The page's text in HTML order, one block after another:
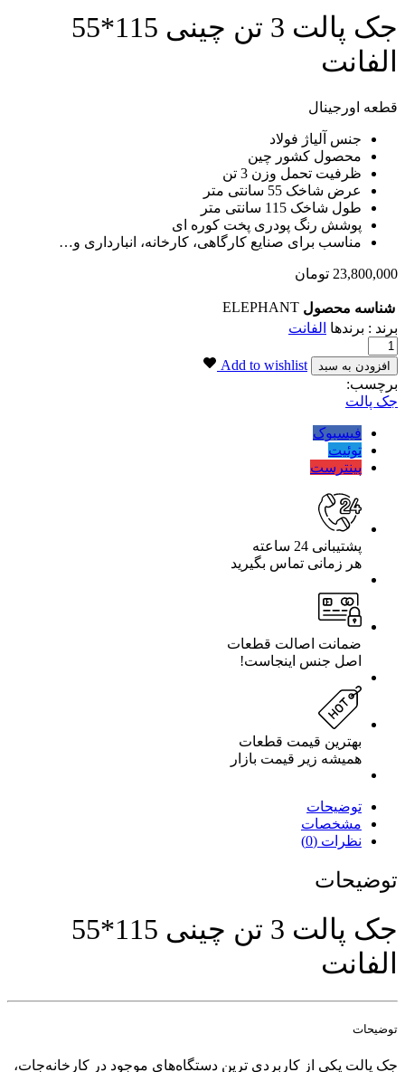
جک پالت 3 تن چینی 115*55
الفانت
قطعه اورجینال
جنس آلیاژ فولاد
محصول کشور چین
ظرفیت تحمل وزن 3 تن
عرض شاخک 55 سانتی متر
طول شاخک 115 سانتی متر
پوشش رنگ پودری پخت کوره ای
مناسب برای صنایع کارگاهی، کارخانه، انبارداری و…
23,800,000 تومان
شناسه محصول ELEPHANT
برند : برندها الفانت
جک
پالت
3
تن
چینی
115*55
الفانت
تعداد
افزودن به سبد
Add to wishlist
برچسب:
جک پالت
فیسبوک
توئیت
پینترست
پشتیبانی 24 ساعته
هر زمانی تماس بگیرید
ضمانت اصالت قطعات
اصل جنس اینجاست!
بهترین قیمت قطعات
همیشه زیر قیمت بازار
توضیحات
مشخصات
نظرات (0)
توضیحات
جک پالت 3 تن چینی 115*55
الفانت
توضیحات
جک پالت یکی از کاربردی ترین دستگاه‌های موجود در کارخانه‌جات،